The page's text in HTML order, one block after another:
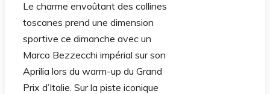
Le charme envoûtant des collines
toscanes prend une dimension
sportive ce dimanche avec un
Marco Bezzecchi impérial sur son
Aprilia lors du warm-up du Grand
Prix d’Italie. Sur la piste iconique